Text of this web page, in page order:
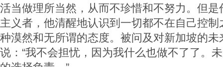
活当做理所当然，从而不珍惜和不努力。但
主义者，他清醒地认识到一切都不在自己控
种漠然和无所谓的态度。被问及对新加坡的
说：“我不会担忧，因为我什么也做不了了。